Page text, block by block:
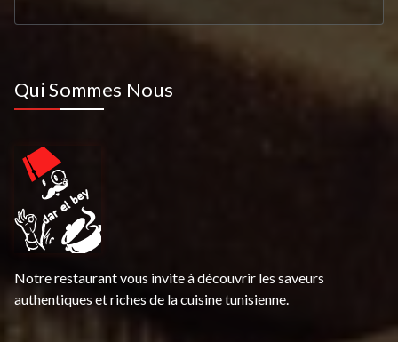
Qui Sommes Nous
Notre restaurant vous invite à découvrir les saveurs
authentiques et riches de la cuisine tunisienne.